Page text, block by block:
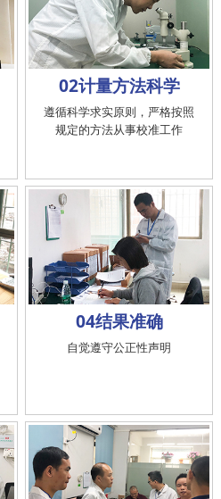
02计量方法科学
遵循科学求实原则，严格按照
规定的方法从事校准工作
04结果准确
自觉遵守公正性声明